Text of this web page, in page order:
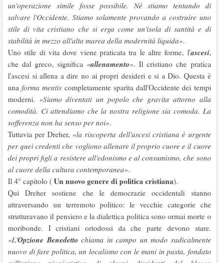
un'operazione simile fosse possibile. Né stiamo tentando di
salvare l'Occidente. Stiamo solamente provando a costruire uno
stile di vita cristiano che si erga come un'isola di santità e di
stabilità in mezzo all'alta marea della modernità liquida».
Uno stile di vita dove viene praticata tra le altre forme, l'ascesi,
che dal greco, significa «allenamento». Il cristiano che pratica
l'ascesi si allena a dire no ai propri desideri e si a Dio. Questa è
unaforma mentis completamente sparita dall'Occidente dei tempi
moderni. «Siamo diventati un popolo che gravita attorno alla
comodità. Ci attendiamo che la nostra religione sia comoda. La
sofferenza non ha senso per noi».
Tuttavia per Dreher, «la riscoperta dell'ascesi cristiana è urgente
per quei credenti che vogliono allenare il proprio cuore e il cuore
dei propri figli a resistere all'edonismo e al consumismo, che sono
al cuore della cultura contemporanea».
Il 4° capitolo ( Un nuovo genere di politica cristiana).
Qui Dreher sostiene che le democrazie occidentali stanno
attraversando un terremoto politico: le vecchie categorie che
strutturavano il pensiero e la dialettica politica sono ormai morte o
moribonde. I cristiani ortodossi da che parte devono stare.
«L'Opzione Benedetto chiama in campo un modo radicalmente
nuovo di fare politica, un localismo con le mani in pasta, fondato